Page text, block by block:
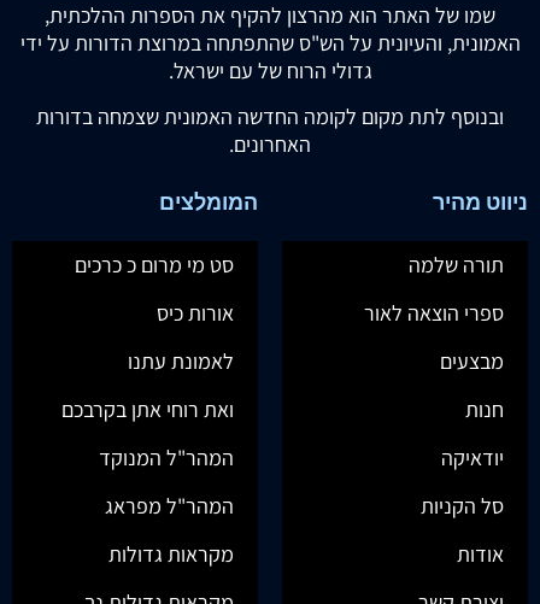
שמו של האתר הוא מהרצון להקיף את הספרות ההלכתית,
האמונית, והעיונית על הש"ס שהתפתחה במרוצת הדורות על ידי
גדולי הרוח של עם ישראל.
ובנוסף לתת מקום לקומה החדשה האמונית שצמחה בדורות
האחרונים.
ניווט מהיר
תורה שלמה
ספרי הוצאה לאור
מבצעים
חנות
יודאיקה
סל הקניות
אודות
המומלצים
סט מי מרום כ כרכים
אורות כיס
לאמונת עתנו
ואת רוחי אתן בקרבכם
המהר"ל המנוקד
המהר"ל מפראג
מקראות גדולות